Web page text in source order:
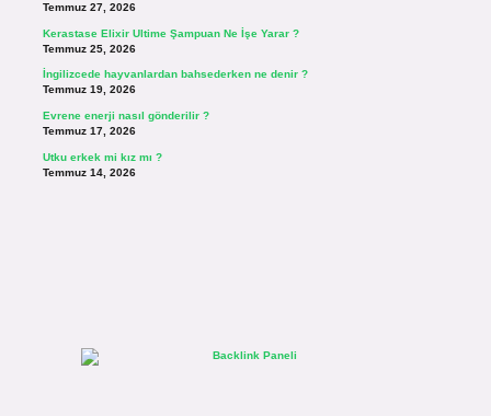
Temmuz 27, 2026
Kerastase Elixir Ultime Şampuan Ne İşe Yarar ?
Temmuz 25, 2026
İngilizcede hayvanlardan bahsederken ne denir ?
Temmuz 19, 2026
Evrene enerji nasıl gönderilir ?
Temmuz 17, 2026
Utku erkek mi kız mı ?
Temmuz 14, 2026